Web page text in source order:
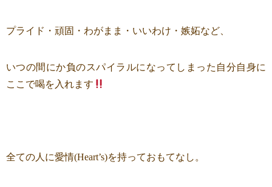
プライド・頑固・わがまま・いいわけ・嫉妬など、
いつの間にか負のスパイラルになってしまった自分自身に
ここで喝を入れます
全ての人に愛情(Heart’s)を持っておもてなし。